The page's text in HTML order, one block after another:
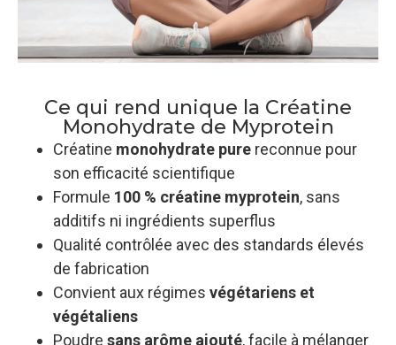
Ce qui rend unique la Créatine
Monohydrate de Myprotein
Créatine monohydrate pure reconnue pour
son efficacité scientifique
Formule 100 % créatine myprotein, sans
additifs ni ingrédients superflus
Qualité contrôlée avec des standards élevés
de fabrication
Convient aux régimes végétariens et
végétaliens
Poudre sans arôme ajouté, facile à mélanger